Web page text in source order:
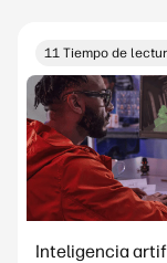
11 Tiempo de
Inteligencia